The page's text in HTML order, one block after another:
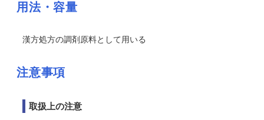
用法・容量
漢方処方の調剤原料として用いる
注意事項
取扱上の注意